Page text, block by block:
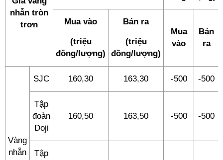
nhẫn tròn
trơn
Mua vào
(triệu
đồng/lượng)
Bán ra
(triệu
đồng/lượng)
Mua
vào
Bán
ra
Vàng
nhẫn
SJC 160,30 163,30 -500 -500
Tập
đoàn
Doji
160,50 163,50 -500 -500
Tập